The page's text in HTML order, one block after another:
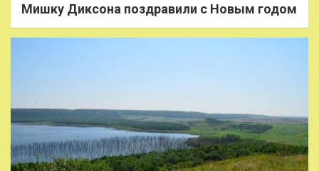
Мишку Диксона поздравили с Новым годом